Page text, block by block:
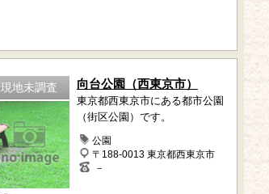
現地未調査 向台公園（西東京市）
東京都西東京市にある都市公園
（街区公園）です。
公園
〒188-0013 東京都西東京市
－